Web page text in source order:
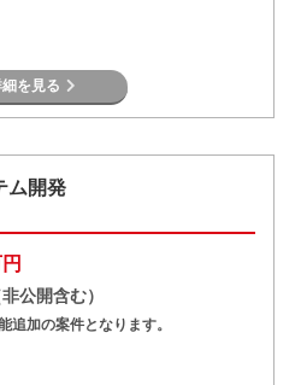
を見る
ム開発
公開含む）
追加の案件となります。